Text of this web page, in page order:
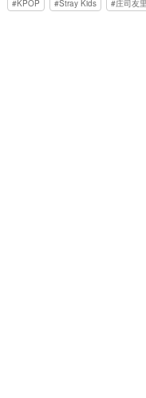
KPOP Stray Kids 庄司友里